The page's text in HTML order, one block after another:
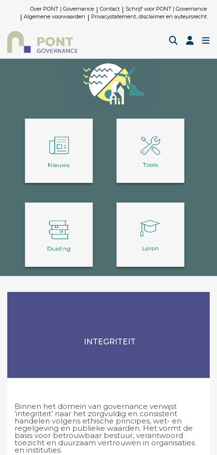
Over PONT | Governance Contact
Schrijf voor PONT | Governance
Algemene voorwaarden
Privacystatement, disclaimer en auteursrecht
INTEGRITEIT
Binnen het domein van governance verwijst
‘integriteit’ naar het zorgvuldig en consistent
handelen volgens ethische principes, wet- en
regelgeving en publieke waarden. Het vormt de
basis voor betrouwbaar bestuur, verantwoord
toezicht en duurzaam vertrouwen in organisaties
en instituties.